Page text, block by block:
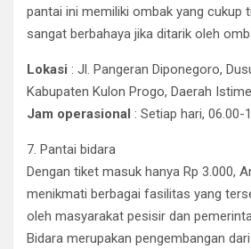
pantai ini memiliki ombak yang cukup
sangat berbahaya jika ditarik oleh
Lokasi : Jl. Pangeran Diponegoro,
Kabupaten Kulon Progo, Daerah
Jam operasional : Setiap hari, 06.00-
7. Pantai bidara
Dengan tiket masuk hanya Rp 3.000,
menikmati berbagai fasilitas yang
oleh masyarakat pesisir dan
Bidara merupakan pengembangan